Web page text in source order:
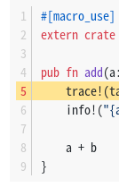
#[macro_use]
extern crate
pub fn add(a:
    info!(
    a + b
}